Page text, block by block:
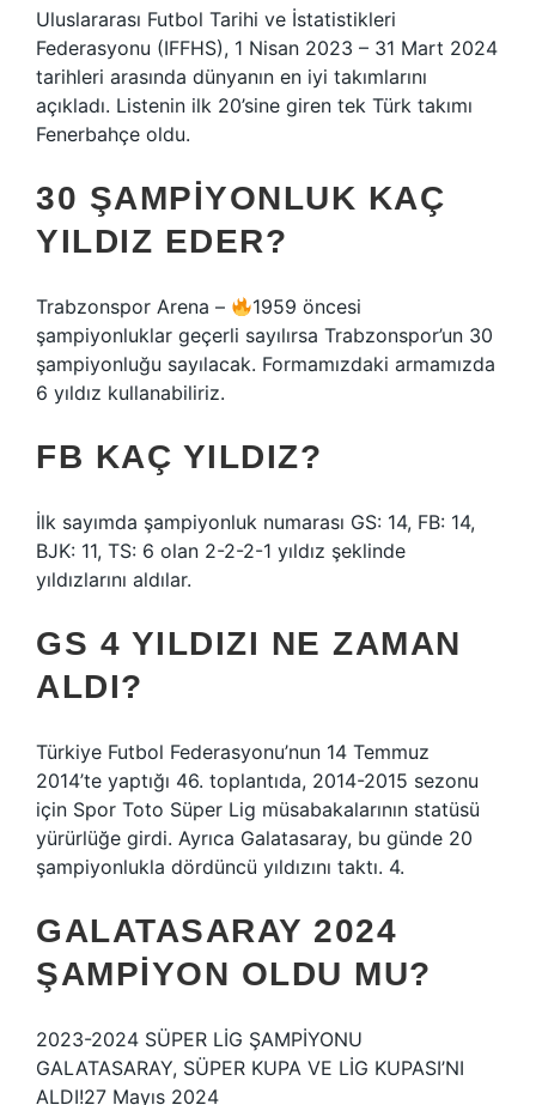
Uluslararası Futbol Tarihi ve İstatistikleri
Federasyonu (IFFHS), 1 Nisan 2023 – 31 Mart 2024
tarihleri ​​arasında dünyanın en iyi takımlarını
açıkladı. Listenin ilk 20’sine giren tek Türk takımı
Fenerbahçe oldu.
30 ŞAMPIYONLUK KAÇ
YILDIZ EDER?
Trabzonspor Arena –
1959 öncesi
şampiyonluklar geçerli sayılırsa Trabzonspor’un 30
şampiyonluğu sayılacak. Formamızdaki armamızda
6 yıldız kullanabiliriz.
FB KAÇ YILDIZ?
İlk sayımda şampiyonluk numarası GS: 14, FB: 14,
BJK: 11, TS: 6 olan 2-2-2-1 yıldız şeklinde
yıldızlarını aldılar.
GS 4 YILDIZI NE ZAMAN
ALDI?
Türkiye Futbol Federasyonu’nun 14 Temmuz
2014’te yaptığı 46. toplantıda, 2014-2015 sezonu
için Spor Toto Süper Lig müsabakalarının statüsü
yürürlüğe girdi. Ayrıca Galatasaray, bu günde 20
şampiyonlukla dördüncü yıldızını taktı. 4.
GALATASARAY 2024
ŞAMPIYON OLDU MU?
2023-2024 SÜPER LİG ŞAMPİYONU
GALATASARAY, SÜPER KUPA VE LİG KUPASI’NI
ALDI!27 Mayıs 2024